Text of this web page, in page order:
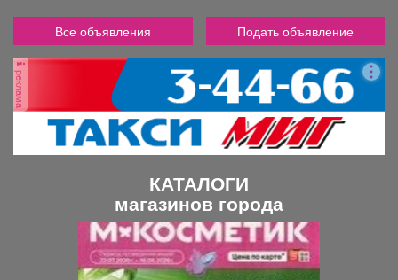
Все объявления Подать объявление
реклама
КАТАЛОГИ
магазинов города